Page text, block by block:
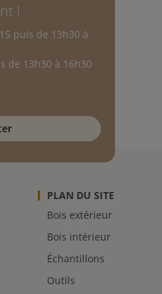
!
puis de 13h30 à
de 13h30 à 16h30
PLAN DU SITE
Bois extérieur
Bois intérieur
Échantillons
Outils